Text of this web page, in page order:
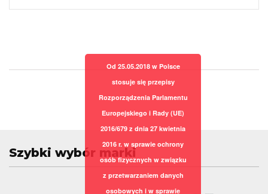
Szybki wybór marki
Od 25.05.2018 w Polsce
stosuje się przepisy
Rozporządzenia Parlamentu
Europejskiego i Rady (UE)
2016/679 z dnia 27 kwietnia
2016 r. w sprawie ochrony
osób fizycznych w związku
z przetwarzaniem danych
osobowych i w sprawie